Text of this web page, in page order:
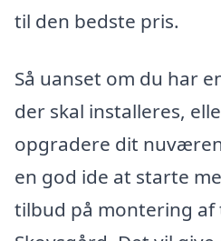
til den bedste pris.
Så uanset om du har
der skal installeres,
opgradere dit
en god ide at starte
tilbud på montering